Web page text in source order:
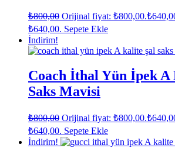
₺800,00 Orijinal fiyat: ₺800,00.₺
₺640,00. Sepete Ekle
İndirim!
Coach İthal Yün İpek A
Saks Mavisi
₺800,00 Orijinal fiyat: ₺800,00.₺
₺640,00. Sepete Ekle
İndirim!